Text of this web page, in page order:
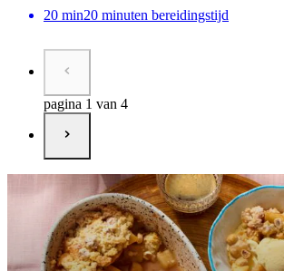
20 min20 minuten bereidingstijd
pagina 1 van 4